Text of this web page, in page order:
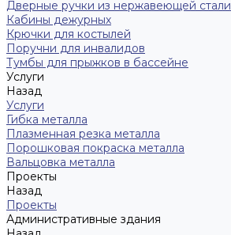
Дверные ручки из нержавеющей стали
Кабины дежурных
Крючки для костылей
Поручни для инвалидов
Тумбы для прыжков в бассейне
Услуги
Назад
Услуги
Гибка металла
Плазменная резка металла
Порошковая покраска металла
Вальцовка металла
Проекты
Назад
Проекты
Административные здания